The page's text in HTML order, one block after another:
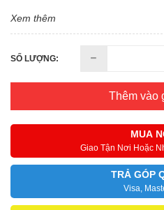
Xem thêm
SỐ LƯỢNG:
Thêm vào
MUA
Giao Tận Nơi Hoặc
TRẢ GÓP
Visa,